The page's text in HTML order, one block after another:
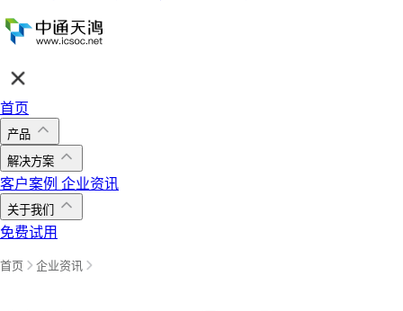
首页
产品
解决方案
客户案例 企业资讯
关于我们
免费试用
首页 企业资讯